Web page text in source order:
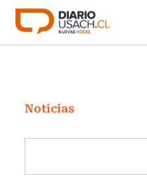
Click acá para ir
Investigación
Cultura
Programas Radio y
Noticias